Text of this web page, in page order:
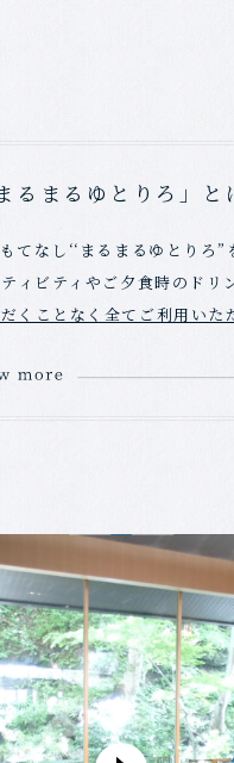
まるまるゆとりろ」
てなし‘‘まるまるゆとりろ”
ィビティやご夕食時のドリ
くことなく全てご利用いた